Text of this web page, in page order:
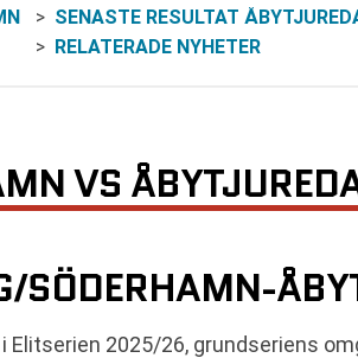
SENASTE RESULTAT
RELATERADE NYHETER
VS
SÖDERHAMN-
Elitserien 2025/26, grundseriens